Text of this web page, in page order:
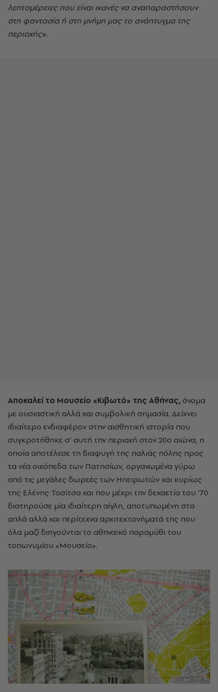
λεπτομέρειες που είναι ικανές να αναπαραστήσουν
στη φαντασία ή στη μνήμη μας το ανάπτυγμα της
περιοχής».
Αποκαλεί το Μουσείο «Κιβωτό» της Αθήνας, όνομα
με ουσιαστική αλλά και συμβολική σημασία. Δείχνει
ιδιαίτερο ενδιαφέρον στην αισθητική ιστορία που
συγκροτήθηκε σ' αυτή την περιοχή στον 20ο αιώνα, η
οποία αποτέλεσε τη διαφυγή της παλιάς πόλης προς
τα νέα οικόπεδα των Πατησίων, οργανωμένα γύρω
από τις μεγάλες δωρεές των Ηπειρωτών και κυρίως
της Ελένης Τοσίτσα και που μέχρι την δεκαετία του '70
διατηρούσε μία ιδιαίτερη αίγλη, αποτυπωμένη στα
απλά αλλά και περίτεχνα αρχιτεκτονήματά της που
όλα μαζί διηγούνται το αθηναϊκό παραμύθι του
τοπωνυμίου «Μουσείο».